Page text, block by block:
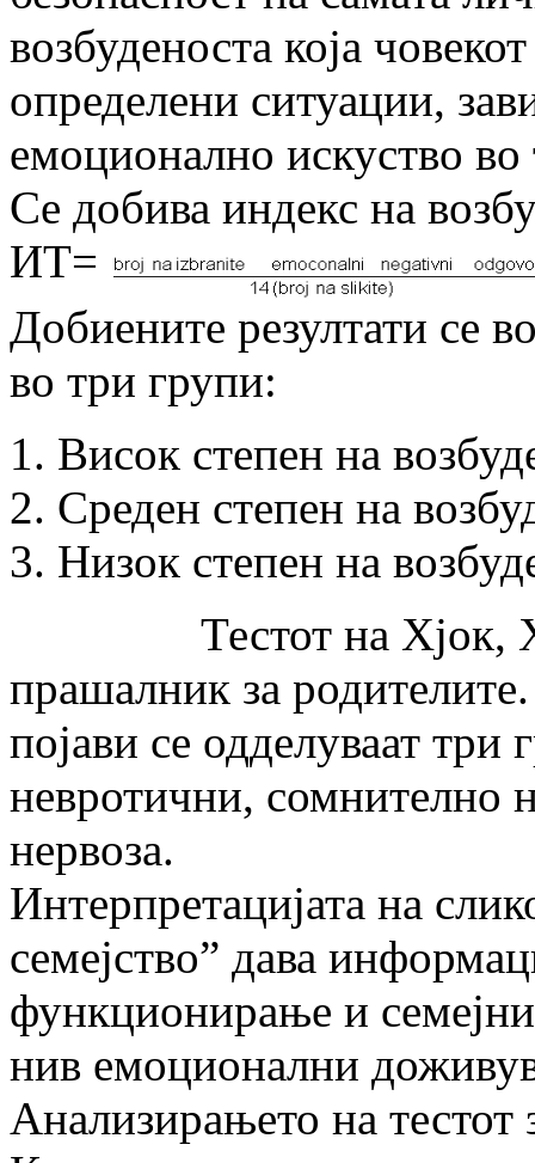
возбуденоста која
определени ситуации,
емоционално искуство
Се добива индекс на
ИТ=
Добиените резултати се
во три групи:
Висок степен на
Среден степен на
Низок степен на
Тестот на Хјок,
прашалник за
појави се одделуваат три
невротични, сомнително
нервоза.
Интерпретацијата на
семејство” дава
функционирање и
нив емоционални
Анализирањето на тестот